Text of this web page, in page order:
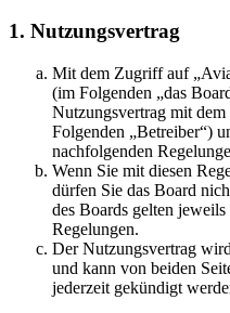
1. Nutzungsvertrag
Mit dem Zugriff auf
(im Folgenden „das
Nutzungsvertrag mit
Folgenden „Betreiber“)
nachfolgenden
Wenn Sie mit diesen
dürfen Sie das Board
des Boards gelten
Regelungen.
Der Nutzungsvertrag
und kann von beiden
jederzeit gekündigt